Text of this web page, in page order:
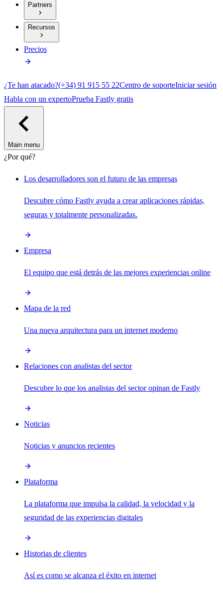
Partners
Recursos
Precios
¿Te han atacado?(+34) 91 915 55 22Centro de soporteIniciar sesión
Habla con un expertoPrueba Fastly gratis
Main menu
¿Por qué?
Los desarrolladores son el futuro de las empresas
Descubre cómo Fastly ayuda a crear aplicaciones rápidas,
seguras y totalmente personalizadas.
Empresa
El equipo que está detrás de las mejores experiencias online
Mapa de la red
Una nueva arquitectura para un internet moderno
Relaciones con analistas del sector
Descubre lo que los analistas del sector opinan de Fastly
Noticias
Noticias y anuncios recientes
Plataforma
La plataforma que impulsa la calidad, la velocidad y la
seguridad de las experiencias digitales
Historias de clientes
Así es como se alcanza el éxito en internet